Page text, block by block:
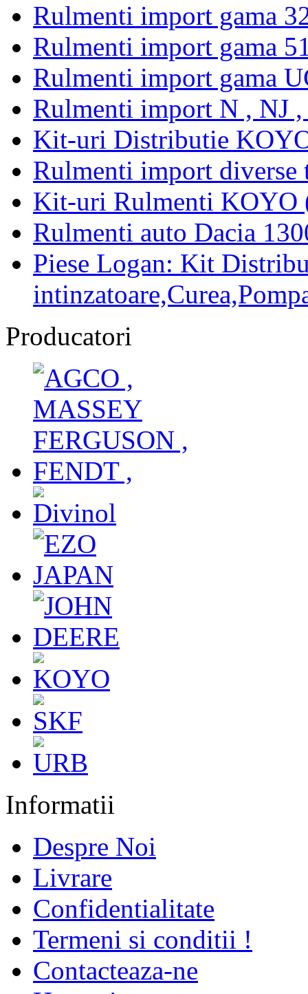
Rulmenti import gama
Rulmenti import gama
Rulmenti import gama
Rulmenti import N , NJ
Kit-uri Distributie
Rulmenti import
Kit-uri Rulmenti KOYO
Rulmenti auto Dacia
Piese Logan: Kit
Producatori
Informatii
Despre Noi
Livrare
Confidentialitate
Termeni si conditii !
Contacteaza-ne